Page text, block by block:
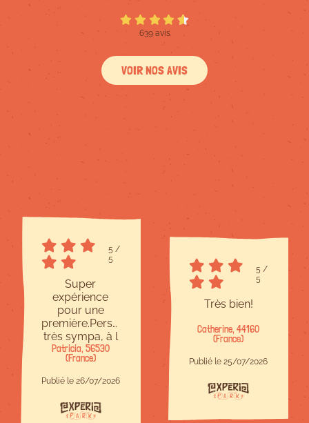
639 avis
VOIR NOS AVIS
5 /
5
Super
expérience
pour une
première.Personnel
très sympa, à l
écoute et
bienveillant.Site
à taille
humaine,c est
parfait.Il y en a
pour tous les
Patricia, 56530
(France)
Publié le 26/07/2026
5 /
5
Très bien!
Catherine, 44160
(France)
Publié le 25/07/2026